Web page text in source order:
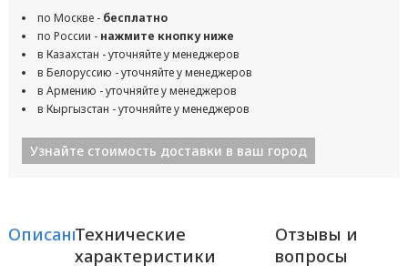
по Москве - бесплатно
по России - нажмите кнопку ниже
в Казахстан - уточняйте у менеджеров
в Белоруссию - уточняйте у менеджеров
в Армению - уточняйте у менеджеров
в Кыргызстан - уточняйте у менеджеров
Узнайте стоимость доставки в ваш город
ОписаниеТехнические
характеристики
Отзывы и
вопросы